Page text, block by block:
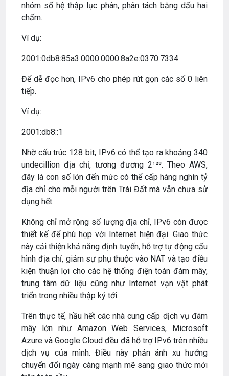
nhóm số hệ thập lục phân, phân tách bằng dấu hai
chấm.
Ví dụ:
2001:0db8:85a3:0000:0000:8a2e:0370:7334
Để dễ đọc hơn, IPv6 cho phép rút gọn các số 0 liên
tiếp.
Ví dụ:
2001:db8::1
Nhờ cấu trúc 128 bit, IPv6 có thể tạo ra khoảng 340
undecillion địa chỉ, tương đương 2¹²⁸. Theo AWS,
đây là con số lớn đến mức có thể cấp hàng nghìn tỷ
địa chỉ cho mỗi người trên Trái Đất mà vẫn chưa sử
dụng hết.
Không chỉ mở rộng số lượng địa chỉ, IPv6 còn được
thiết kế để phù hợp với Internet hiện đại. Giao thức
này cải thiện khả năng định tuyến, hỗ trợ tự động cấu
hình địa chỉ, giảm sự phụ thuộc vào NAT và tạo điều
kiện thuận lợi cho các hệ thống điện toán đám mây,
trung tâm dữ liệu cũng như Internet vạn vật phát
triển trong nhiều thập kỷ tới.
Trên thực tế, hầu hết các nhà cung cấp dịch vụ đám
mây lớn như Amazon Web Services, Microsoft
Azure và Google Cloud đều đã hỗ trợ IPv6 trên nhiều
dịch vụ của mình. Điều này phản ánh xu hướng
chuyển đổi ngày càng mạnh mẽ sang giao thức mới